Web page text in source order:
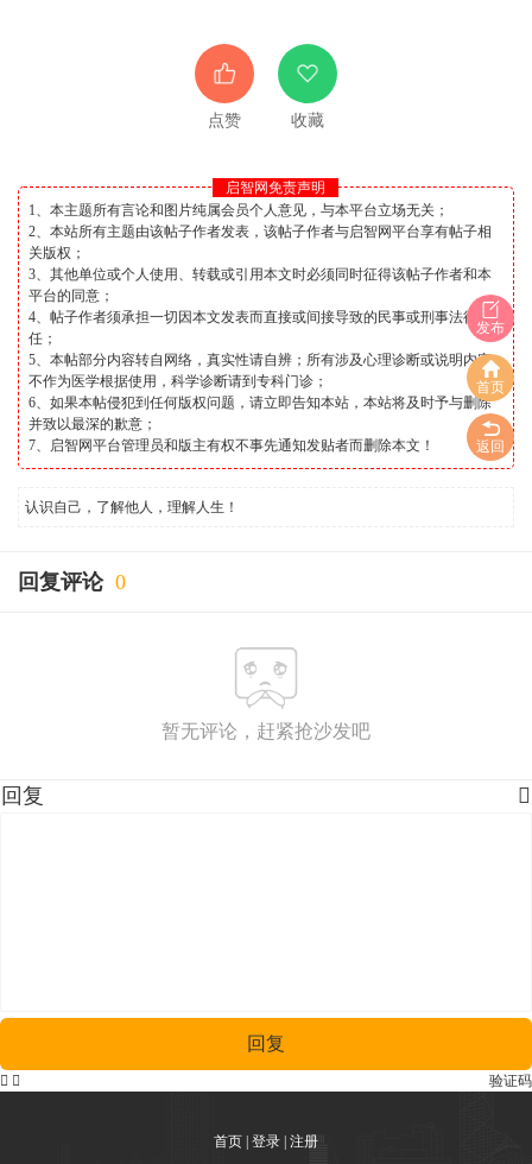
点赞 收藏
启智网免责声明
1、本主题所有言论和图片纯属会员个人意见，与本平台立场无关；
2、本站所有主题由该帖子作者发表，该帖子作者与启智网平台享有帖子相
关版权；
3、其他单位或个人使用、转载或引用本文时必须同时征得该帖子作者和本
平台的同意；
4、帖子作者须承担一切因本文发表而直接或间接导致的民事或刑事法律责
任；
5、本帖部分内容转自网络，真实性请自辨；所有涉及心理诊断或说明内容
不作为医学根据使用，科学诊断请到专科门诊；
6、如果本帖侵犯到任何版权问题，请立即告知本站，本站将及时予与删除
并致以最深的歉意；
7、启智网平台管理员和版主有权不事先通知发贴者而删除本文！
认识自己，了解他人，理解人生！
回复评论 0
暂无评论，赶紧抢沙发吧
发布
首页
返回

回复
回复
验证码
 
首页 登录 注册